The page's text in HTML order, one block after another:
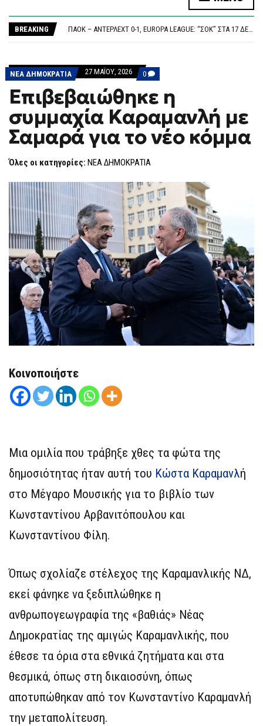
N
BREAKING
ΔΉΜΟΣ ΑΘΗΝΑΊΩΝ: ΣΥΝΕΧΊΖΟΝΤΑΙ ΟΙ ΕΝΤΑΤΙΚΟΊ ΈΛΕΓΧΟΙ ΤΗΣ ΔΗΜΟΤΙΚΉΣ ΑΣΤΥΝΟΜΊΑΣ ΓΙΑ ΤΗΝ ΠΡΟΣΤΑΣΊΑ ΤΟΥ ΔΗΜΌΣΙΟΥ ΚΟΙΝΌΧΡΗΣΤΟΥ ΧΏΡΟΥ
ΠΑΟΚ – ΆΝΤΕΡΛΕΧΤ 0-1, EUROPA LEAGUE: “ΣΟΚ” ΣΤΑ 17 ΔΕΥΤΕΡΌΛΕΠΤΑ ΚΑΙ… ΒΟΥΝΌ Η ΡΕΒΆΝΣ ΓΙΑ ΤΟΝ “ΔΙΚΈΦΑΛΟ”
ΝΕΑ ΔΗΜΟΚΡΑΤΙΑ 27 ΜΑΪ́ΟΥ, 2026 0 COMMENTS
ON
ΕΠΙΒΕΒΑΙΏΘΗΚΕ
Η
ΣΥΜΜΑΧΊΑ
ΚΑΡΑΜΑΝΛΉ
ΜΕ
ΣΑΜΑΡΆ
ΓΙΑ
ΝΈΟ
Επιβεβαιώθηκε η
συμμαχία Καραμανλή με
Σαμαρά για το νέο κόμμα
Όλες οι κατηγορίες: ΝΕΑ ΔΗΜΟΚΡΑΤΙΑ
Κοινοποιήστε
Μια ομιλία που τράβηξε χθες τα φώτα της
δημοσιότητας ήταν αυτή του Κώστα Καραμανλή
στο Μέγαρο Μουσικής για το βιβλίο των
Κωνσταντίνου Αρβανιτόπουλου και
Κωνσταντίνου Φίλη.
Όπως σχολίαζε στέλεχος της Καραμανλικής ΝΔ,
εκεί φάνηκε να ξεδιπλώθηκε η
ανθρωπογεωγραφία της «βαθιάς» Νέας
Δημοκρατίας της αμιγώς Καραμανλικής, που
έθεσε τα όρια στα εθνικά ζητήματα και στα
θεσμικά, όπως στη δικαιοσύνη, όπως
αποτυπώθηκαν από τον Κωνσταντίνο Καραμανλή
την μεταπολίτευση.